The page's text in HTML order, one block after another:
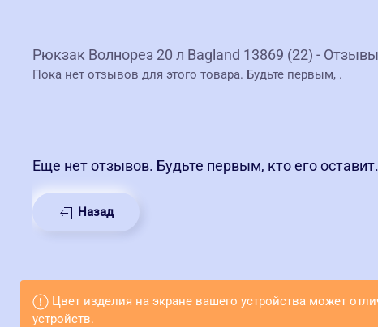
Рюкзак Волнорез 20 л Bagland 13869 (22) -
Пока нет отзывов для этого товара. Будьте первым, .
Еще нет отзывов. Будьте первым, кто его оставит.
Назад
Цвет изделия на экране вашего устройства может
устройств.